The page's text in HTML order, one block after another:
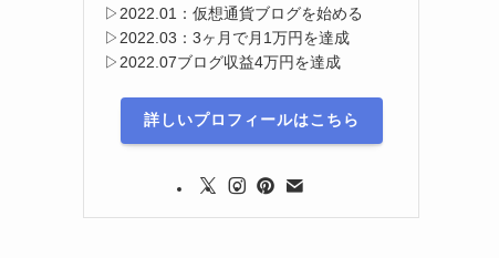
▷2022.01：仮想通貨ブログを始める
▷2022.03：3ヶ月で月1万円を達成
▷2022.07ブログ収益4万円を達成
詳しいプロフィールはこちら